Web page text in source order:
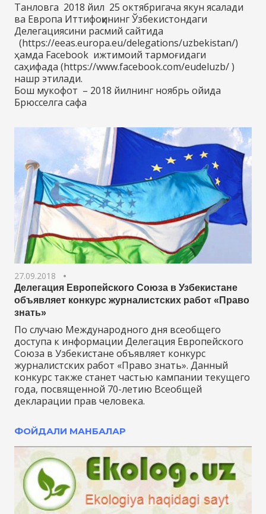
Танловга 2018 йил 25 октябригача якун ясалади
ва Европа Иттифоқининг Ўзбекистондаги
Делегациясини расмий сайтида
(https://eeas.europa.eu/delegations/uzbekistan/)
ҳамда Facebook ижтимоий тармоғидаги
саҳифада (https://www.facebook.com/eudeluzb/ )
нашр этилади.
Бош мукофот – 2018 йилнинг ноябрь ойида
Брюсселга сафа
27.09.2018
Делегация Европейского Союза в Узбекистане
объявляет конкурс журналистских работ «Право
знать»
По случаю Международного дня всеобщего
доступа к информации Делегация Европейского
Союза в Узбекистане объявляет конкурс
журналистских работ «Право знать». Данный
конкурс также станет частью кампании текущего
года, посвященной 70-летию Всеобщей
декларации прав человека.
ФОЙДАЛИ МАНБАЛАР